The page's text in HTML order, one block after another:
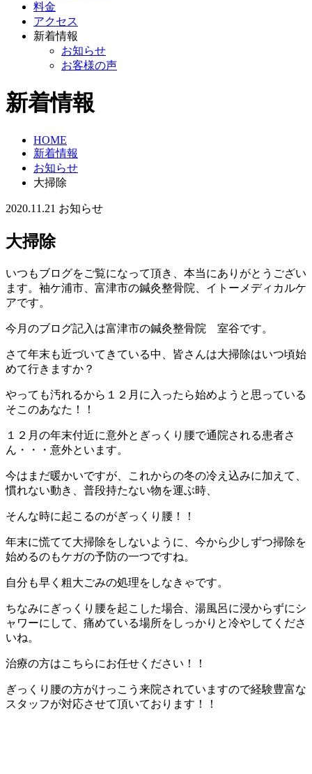
料金
アクセス
新着情報
お知らせ
お客様の声
新着情報
HOME
新着情報
お知らせ
大掃除
2020.11.21 お知らせ
大掃除
いつもブログをご覧になって頂き、本当にありがとうござい
ます。袖ケ浦市、富津市の鍼灸整骨院、イトーメディカルケ
アです。
今月のブログ記入は富津市の鍼灸整骨院 室谷です。
さて年末も近づいてきている中、皆さんは大掃除はいつ頃始
めて行きますか？
やっても汚れるから１２月に入ったら始めようと思っている
そこのあなた！！
１２月の年末付近に意外とぎっくり腰で通院される患者さ
ん・・・意外といます。
今はまだ暖かいですが、これからの冬の冷え込みに加えて、
慣れない動き、普段持たない物を運ぶ時、
そんな時に起こるのがぎっくり腰！！
年末に慌てて大掃除をしないように、今から少しずつ掃除を
始めるのもケガの予防の一つですね。
自分も早く粗大ごみの処理をしなきゃです。
ちなみにぎっくり腰を起こした場合、湯風呂に浸からずにシ
ャワーにして、痛めている場所をしっかりと冷やしてくださ
いね。
治療の方はこちらにお任せください！！
ぎっくり腰の方がけっこう来院されていますので経験豊富な
スタッフが対応させて頂いております！！